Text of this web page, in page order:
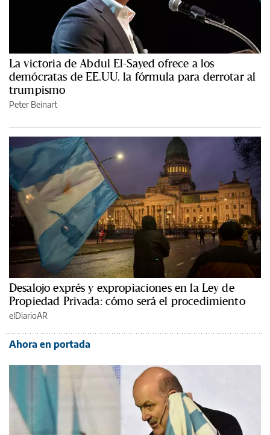
La victoria de Abdul El-Sayed ofrece a los
demócratas de EE.UU. la fórmula para derrotar al
trumpismo
Peter Beinart
Desalojo exprés y expropiaciones en la Ley de
Propiedad Privada: cómo será el procedimiento
elDiarioAR
Ahora en portada